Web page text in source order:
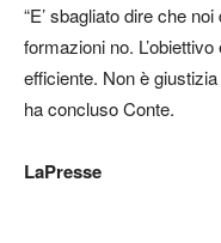
“E’ sbagliato dire che
formazioni no.
efficiente. Non è
ha concluso Conte.
LaPresse